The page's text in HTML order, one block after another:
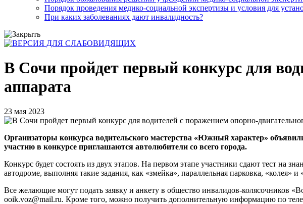
Порядок проведения медико-социальной экспертизы и условия для
При каких заболеваниях дают инвалидность?
В Сочи пройдет первый конкурс для
аппарата
23 мая 2023
Организаторы конкурса водительского мастерства «Южный характер»
участию в конкурсе приглашаются автолюбители со всего города.
Конкурс будет состоять из двух этапов. На первом этапе участники сдают тест на
автодроме, выполняя такие задания, как «змейка», параллельная парковка, «колея»
Все желающие могут подать заявку и анкету в общество инвалидов-колясочников
ooik.voz@mail.ru. Кроме того, можно получить дополнительную информацию по